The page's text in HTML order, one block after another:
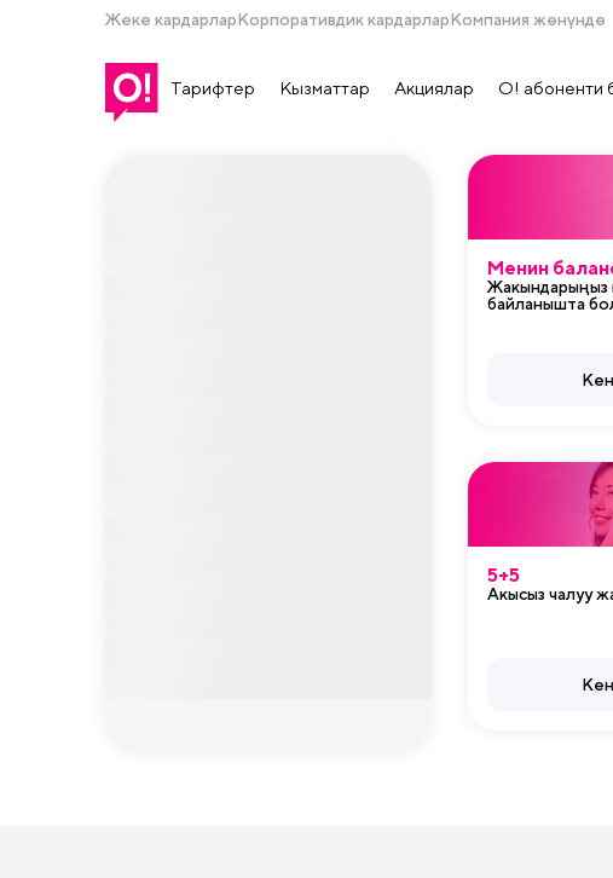
Жеке кардарларКорпоративдик кардарларКомпания жөнүндө
Тарифтер Кызматтар Акциялар О! абоненти
Менин
Жакындарыңыз
байланышта
5+5
Акысыз чалуу